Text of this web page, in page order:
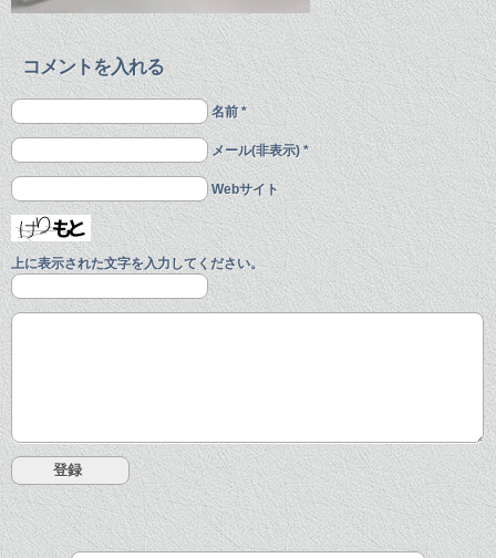
コメントを入れる
名前 *
メール(非表示) *
Webサイト
上に表示された文字を入力してください。